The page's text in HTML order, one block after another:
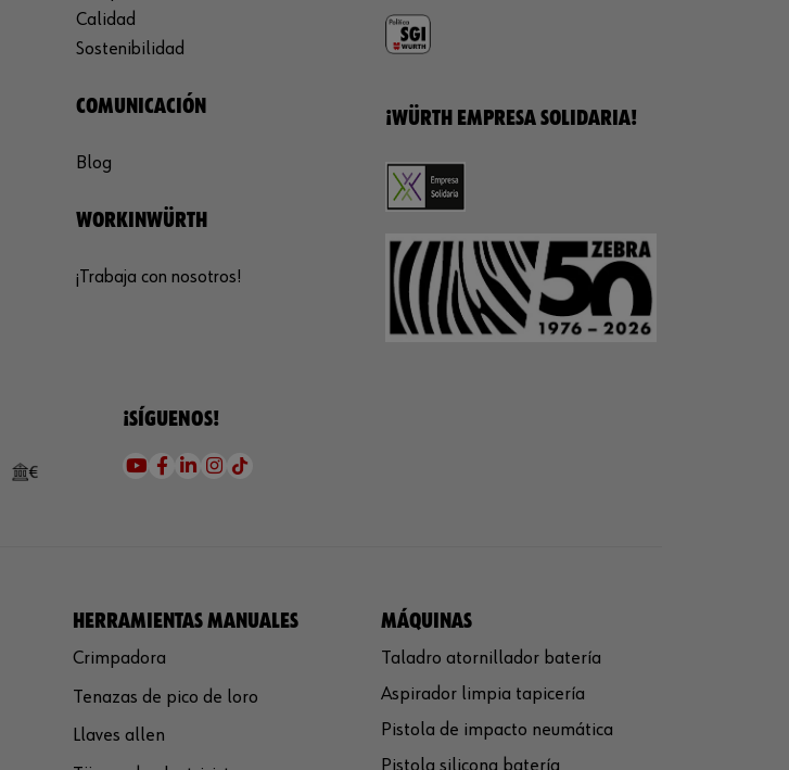
Calidad
Sostenibilidad
COMUNICACIÓN
Blog
WORKINWÜRTH
¡Trabaja con nosotros!
¡WÜRTH EMPRESA SOLIDARIA!
¡SÍGUENOS!
HERRAMIENTAS MANUALES
Crimpadora
Tenazas de pico de loro
Llaves allen
MÁQUINAS
Taladro atornillador batería
Aspirador limpia tapicería
Pistola de impacto neumática
Pistola silicona batería